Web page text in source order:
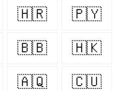
🇭🇷 🇵🇾
🇧🇧 🇭🇰
🇦🇶 🇨🇺